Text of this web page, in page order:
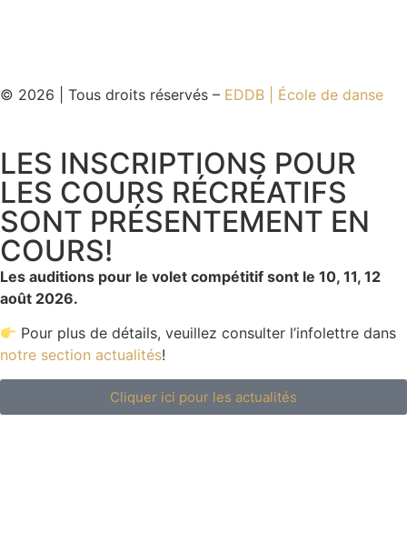
© 2026 | Tous droits réservés – EDDB | École de danse
LES INSCRIPTIONS POUR
LES COURS RÉCRÉATIFS
SONT PRÉSENTEMENT EN
COURS!
Les auditions pour le volet compétitif sont le 10, 11, 12
août 2026.
Pour plus de détails, veuillez consulter l’infolettre dans
notre section actualités!
Cliquer ici pour les actualités